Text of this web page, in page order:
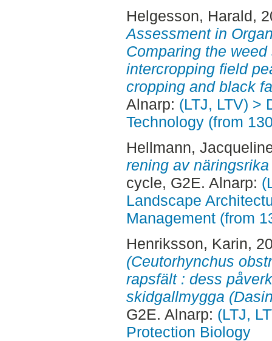
Helgesson, Harald,
Assessment in
Comparing the
intercropping field
cropping and black
Alnarp: (LTJ, LTV) >
Technology (from
Hellmann,
rening av
cycle, G2E. Alnarp:
Landscape
Management (from
Henriksson, Karin,
(Ceutorhynchus
rapsfält : dess
skidgallmygga
G2E. Alnarp: (LTJ,
Protection Biology